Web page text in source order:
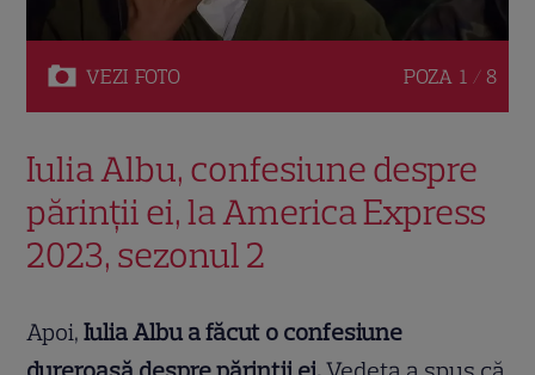
VEZI FOTO POZA 1 / 8
Iulia Albu, confesiune despre
părinții ei, la America Express
2023, sezonul 2
Apoi,Iulia Albu a făcut o confesiune